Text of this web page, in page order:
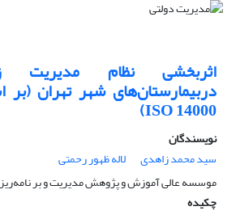
اثربخشی نظام
دربیمارستان‌های شهر تهران
14000 ISO)
نویسندگان
سید محمد زاهدی
لاله ظهور رحمتی
موسسه عالی آموزش و پژوهش مدیریت و بر
چکیده